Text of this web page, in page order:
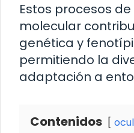
Estos procesos
molecular
genética y
permitiendo la
adaptación a
Contenidos